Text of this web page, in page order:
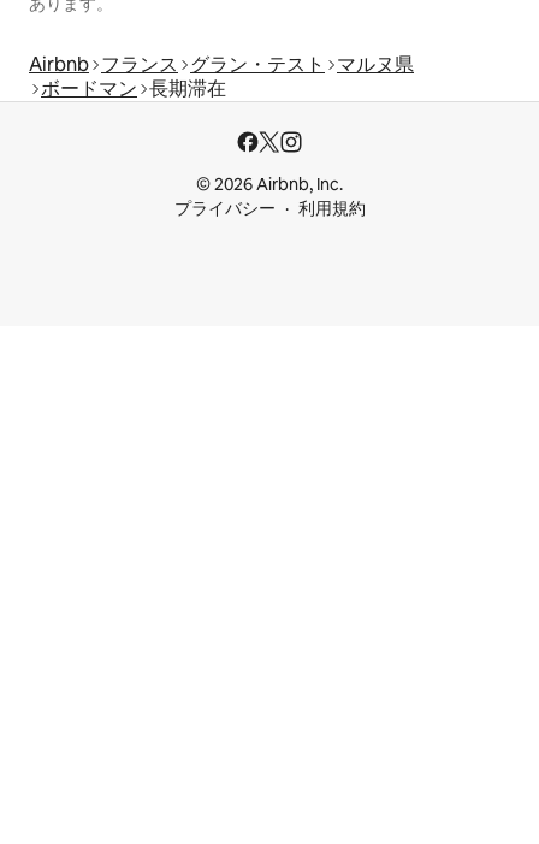
Airbnb フランス グラン・テスト
マルヌ県
ボードマン 長期滞在
© 2026 Airbnb, Inc.
プライバシー
利用規約